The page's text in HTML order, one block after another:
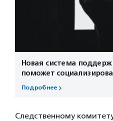
Новая система
поможет
Подробнее
Следственному